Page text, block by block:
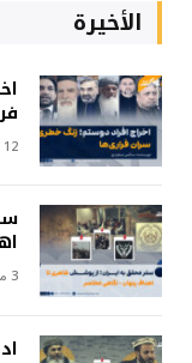
الأخيرة
12 جولای 2024
3 می 2025